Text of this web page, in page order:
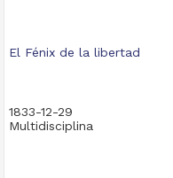
El Fénix de la libertad
1833-12-29
Multidisciplina